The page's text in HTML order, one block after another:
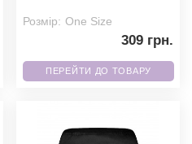
присвяч
Розмір: One Size
309 грн.
ПЕРЕЙТИ ДО ТОВАРУ